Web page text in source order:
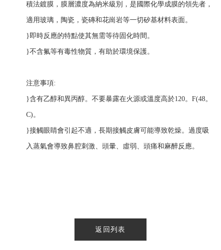
積法鍍膜，膜層濃度為納米級別，是國際化學成膜的領先者，
適用玻璃，陶瓷，瓷磚和花崗岩等一切矽基材料表面。
}即時反應的特點使其無需等待固化時間。
}不含氟等有毒性物質，有助於環境保護。
注意事項:
}含有乙醇和異丙醇。不要暴露在火源或溫度高於120。F(48。
C)。
}接觸眼睛會引起不適，長期接觸皮膚可能導致乾燥。過度吸
入蒸氣會導致鼻腔刺激、頭暈、虛弱、頭痛和麻醉反應。
返回列表